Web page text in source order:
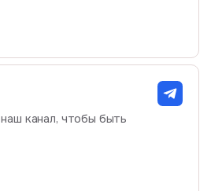
канал, чтобы быть